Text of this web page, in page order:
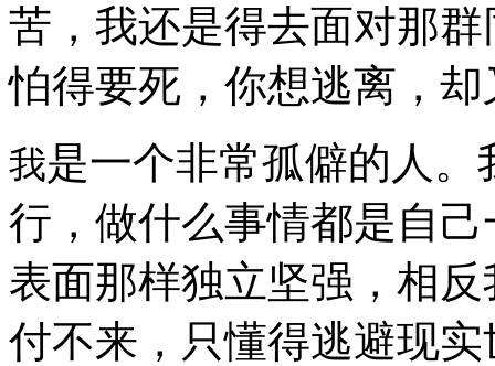
苦，我还是得去面对那
怕得要死，你想逃离，
我是一个非常孤僻的人
行，做什么事情都是自
表面那样独立坚强，相
付不来，只懂得逃避现